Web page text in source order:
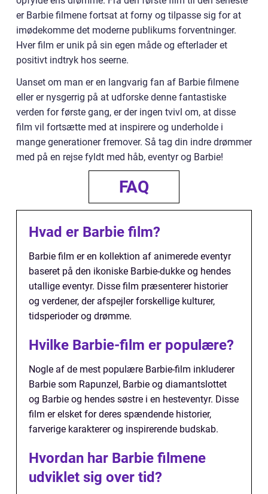
er Barbie filmene fortsat at forny og tilpasse sig for at
imødekomme det moderne publikums forventninger.
Hver film er unik på sin egen måde og efterlader et
positivt indtryk hos seerne.
Uanset om man er en langvarig fan af Barbie filmene
eller er nysgerrig på at udforske denne fantastiske
verden for første gang, er der ingen tvivl om, at disse
film vil fortsætte med at inspirere og underholde i
mange generationer fremover. Så tag din indre drømmer
med på en rejse fyldt med håb, eventyr og Barbie!
FAQ
Hvad er Barbie film?
Barbie film er en kollektion af animerede eventyr
baseret på den ikoniske Barbie-dukke og hendes
utallige eventyr. Disse film præsenterer historier
og verdener, der afspejler forskellige kulturer,
tidsperioder og drømme.
Hvilke Barbie-film er populære?
Nogle af de mest populære Barbie-film inkluderer
Barbie som Rapunzel, Barbie og diamantslottet
og Barbie og hendes søstre i en hesteventyr. Disse
film er elsket for deres spændende historier,
farverige karakterer og inspirerende budskab.
Hvordan har Barbie filmene
udviklet sig over tid?